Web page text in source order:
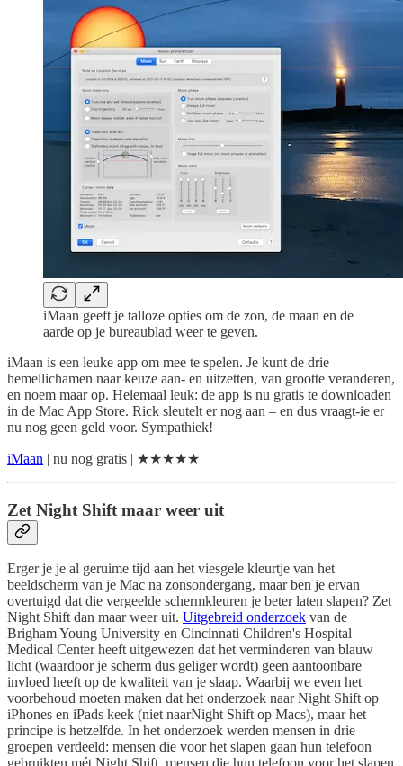
iMaan geeft je talloze opties om de zon, de maan en de
aarde op je bureaublad weer te geven.
iMaan is een leuke app om mee te spelen. Je kunt de drie
hemellichamen naar keuze aan- en uitzetten, van grootte veranderen,
en noem maar op. Helemaal leuk: de app is nu gratis te downloaden
in de Mac App Store. Rick sleutelt er nog aan – en dus vraagt-ie er
nu nog geen geld voor. Sympathiek!
iMaan | nu nog gratis | ★★★★★
Zet Night Shift maar weer uit
Erger je je al geruime tijd aan het viesgele kleurtje van het
beeldscherm van je Mac na zonsondergang, maar ben je ervan
overtuigd dat die vergeelde schermkleuren je beter laten slapen? Zet
Night Shift dan maar weer uit. Uitgebreid onderzoek van de
Brigham Young University en Cincinnati Children's Hospital
Medical Center heeft uitgewezen dat het verminderen van blauw
licht (waardoor je scherm dus geliger wordt) geen aantoonbare
invloed heeft op de kwaliteit van je slaap. Waarbij we even het
voorbehoud moeten maken dat het onderzoek naar Night Shift op
iPhones en iPads keek (niet naarNight Shift op Macs), maar het
principe is hetzelfde. In het onderzoek werden mensen in drie
groepen verdeeld: mensen die voor het slapen gaan hun telefoon